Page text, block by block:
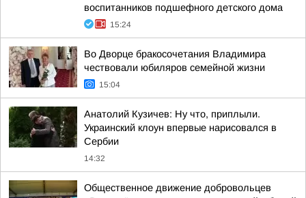
воспитанников подшефного детского дома
15:24
Во Дворце бракосочетания Владимира
чествовали юбиляров семейной жизни
15:04
Анатолий Кузичев: Ну что, приплыли.
Украинский клоун впервые нарисовался в
Сербии
14:32
Общественное движение добровольцев